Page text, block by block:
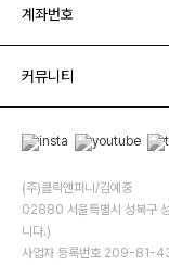
계좌번호
커뮤니티
(주)클릭앤퍼니/김예중
02880 서울특별시 성북구
니다.)
사업자 등록번호 209-81-